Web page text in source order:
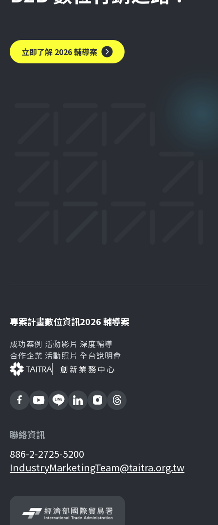
立即了解 2026 輔導案
專案計畫
成功案例
合作企業
數位資訊
活動影片
活動照片
2026 輔導案
深度輔導
全台說明會
創新業務中心
聯絡資訊
886-2-2725-5200
IndustryMarketingTeam@taitra.org.tw